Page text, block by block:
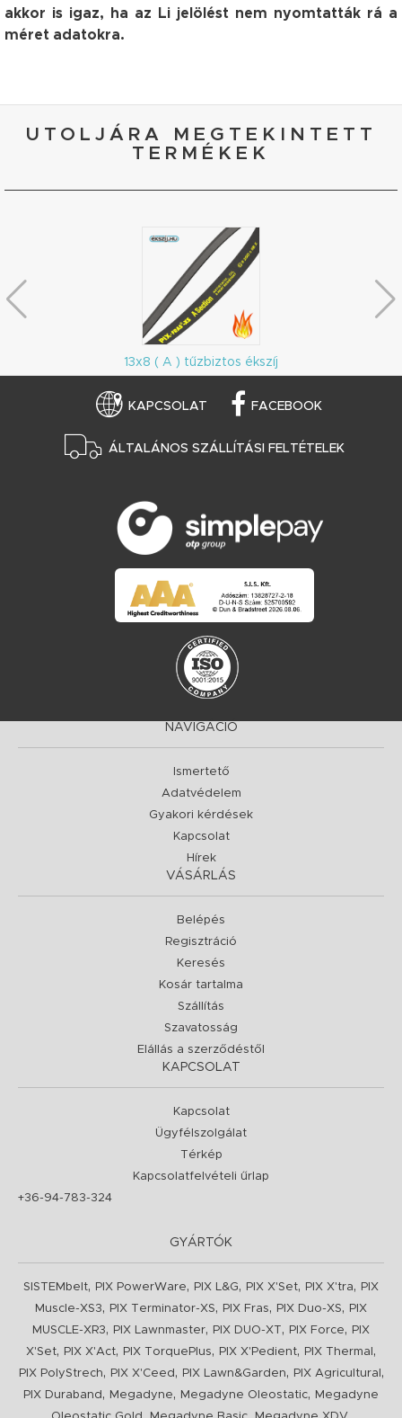
akkor is igaz, ha az Li jelölést nem nyomtatták rá a
méret adatokra.
UTOLJÁRA MEGTEKINTETT
TERMÉKEK
13x8 ( A ) tűzbiztos ékszíj
KAPCSOLAT FACEBOOK
ÁLTALÁNOS SZÁLLÍTÁSI FELTÉTELEK
NAVIGÁCIÓ
Ismertető
Adatvédelem
Gyakori kérdések
Kapcsolat
Hírek
VÁSÁRLÁS
Belépés
Regisztráció
Keresés
Kosár tartalma
Szállítás
Szavatosság
Elállás a szerződéstől
KAPCSOLAT
Kapcsolat
Ügyfélszolgálat
Térkép
Kapcsolatfelvételi űrlap
+36-94-783-324
GYÁRTÓK
SISTEMbelt, PIX PowerWare, PIX L&G, PIX X'Set, PIX X'tra,
PIX
Muscle-XS3, PIX Terminator-XS, PIX Fras, PIX Duo-XS,
PIX
MUSCLE-XR3, PIX Lawnmaster, PIX DUO-XT , PIX Force,
PIX
X'Set, PIX X'Act, PIX TorquePlus, PIX X'Pedient, PIX Thermal ,
PIX PolyStrech, PIX X'Ceed , PIX Lawn&Garden, PIX Agricultural ,
PIX Duraband , Megadyne, Megadyne Oleostatic,
Megadyne